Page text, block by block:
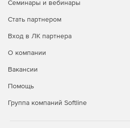
Семинары и вебинары
Стать партнером
Вход в ЛК партнера
О компании
Вакансии
Помощь
Группа компаний Softline